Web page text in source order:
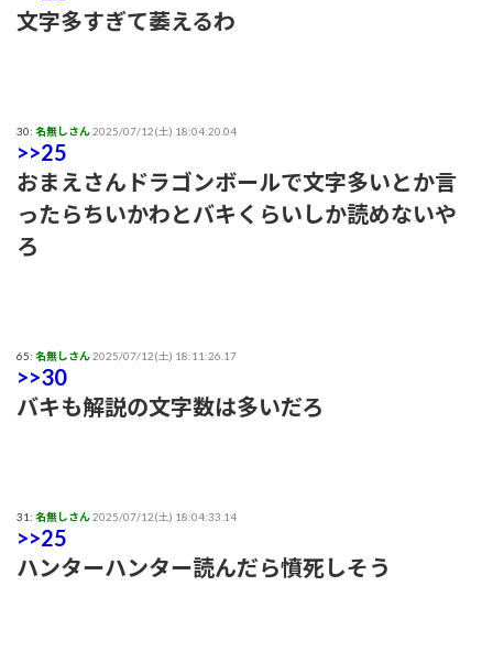
文字多すぎて萎えるわ
30: 名無しさん2025/07/12(土) 18:04:20.04
>>25
おまえさんドラゴンボールで文字多いとか言
ったらちいかわとバキくらいしか読めないや
ろ
65: 名無しさん2025/07/12(土) 18:11:26.17
>>30
バキも解説の文字数は多いだろ
31: 名無しさん2025/07/12(土) 18:04:33.14
>>25
ハンターハンター読んだら憤死しそう